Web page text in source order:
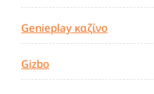
Genieplay καζίνο
Gizbo